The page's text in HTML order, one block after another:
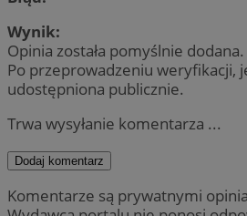
Wynik:
Opinia została pomyślnie dodana.
Po przeprowadzeniu weryfikacji,
udostępniona publicznie.
Trwa wysyłanie komentarza ...
Dodaj komentarz
Komentarze są prywatnymi